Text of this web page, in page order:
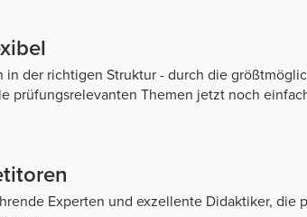
in der richtigen Struktur - durch die
prüfungsrelevanten Themen jetzt noch
Experten und exzellente Didaktiker,